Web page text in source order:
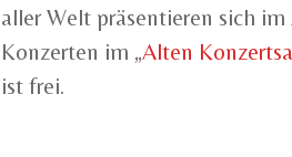
aller Welt präsentieren sich
Konzerten im „Alten
ist frei.